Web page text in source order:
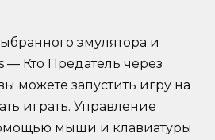
эмулятора и
— Кто Предатель через
можете запустить игру на
играть. Управление
мыши и клавиатуры